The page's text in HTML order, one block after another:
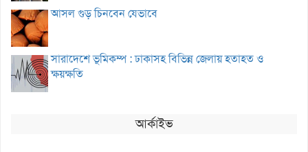
আসল গুড় চিনবেন যেভাবে
সারাদেশে ভূমিকম্প : ঢাকাসহ বিভিন্ন জেলায় হতাহত ও
ক্ষয়ক্ষতি
আর্কাইভ